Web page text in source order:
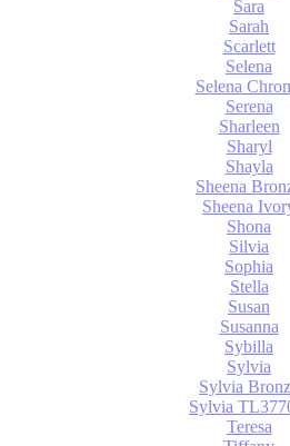
Sara
Sarah
Scarlett
Selena
Selena
Serena
Sharleen
Sharyl
Shayla
Sheena
Sheena
Shona
Silvia
Sophia
Stella
Susan
Susanna
Sybilla
Sylvia
Sylvia
Sylvia
Teresa